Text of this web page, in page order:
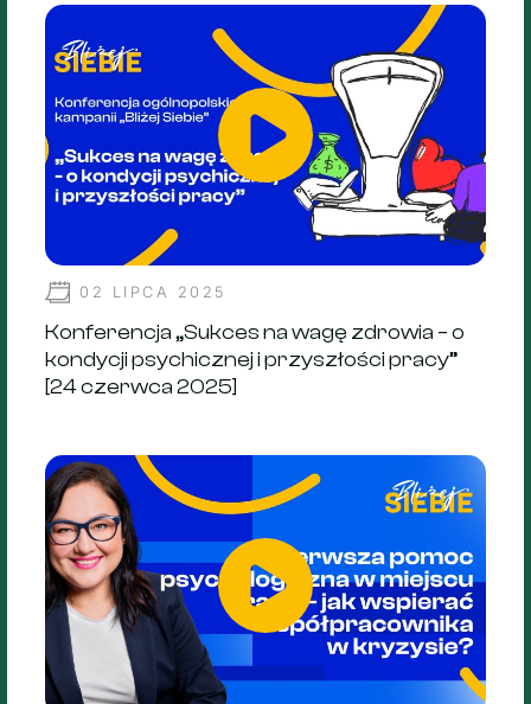
02 LIPCA 2025
Konferencja „Sukces na wagę zdrowia – o
kondycji psychicznej i przyszłości pracy”
[24 czerwca 2025]